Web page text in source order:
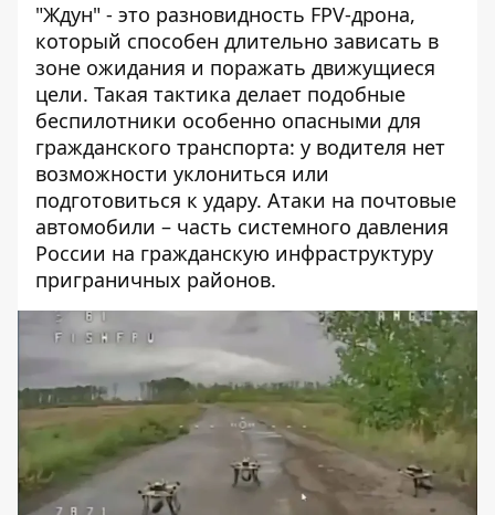
"Ждун" - это разновидность FPV-дрона,
который способен длительно зависать в
зоне ожидания и поражать движущиеся
цели. Такая тактика делает подобные
беспилотники особенно опасными для
гражданского транспорта: у водителя нет
возможности уклониться или
подготовиться к удару. Атаки на почтовые
автомобили – часть системного давления
России на гражданскую инфраструктуру
приграничных районов.